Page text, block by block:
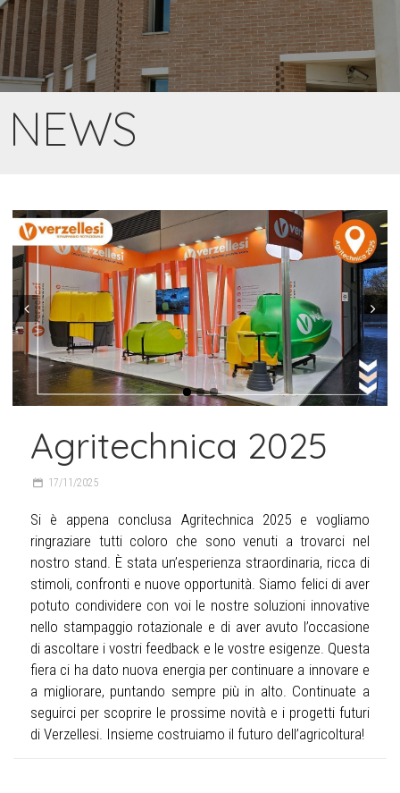
NEWS
Prev Next
Agritechnica 2025
17/11/2025
Si è appena conclusa Agritechnica 2025 e vogliamo
ringraziare tutti coloro che sono venuti a trovarci nel
nostro stand. È stata un’esperienza straordinaria, ricca di
stimoli, confronti e nuove opportunità. Siamo felici di aver
potuto condividere con voi le nostre soluzioni innovative
nello stampaggio rotazionale e di aver avuto l’occasione
di ascoltare i vostri feedback e le vostre esigenze. Questa
fiera ci ha dato nuova energia per continuare a innovare e
a migliorare, puntando sempre più in alto. Continuate a
seguirci per scoprire le prossime novità e i progetti futuri
di Verzellesi. Insieme costruiamo il futuro dell’agricoltura!